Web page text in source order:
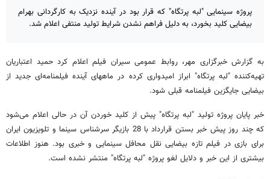
پروژه سینمایی "لبه پرتگاه" که قرار بود در آینده نزدیک به کارگردانی بهرام
بیضایی کلید بخورد، به دلیل فراهم نشدن شرایط تولید منتفی اعلام شد.
به گزارش خبرگزاری مهر، روابط عمومی سیران فیلم اعلام کرد حمید اعتباریان
تهیه‌کننده "لبه پرتگاه" ابراز امیدواری کرده در ماههای آینده فیلمنامه‌ای جدید از
بیضایی جایگزین فیلمنامه قبلی شود.
خبر پایان پروژه تولید "لبه پرتگاه" پیش از کلید خوردن آن در حالی اعلام می‌شود
که چند روز پیش خبر بستن قرارداد با 28 بازیگر سرشناس سینما و تلویزیون ایران
برای بازی در فیلم تازه بیضایی نقل محافل سینمایی و خبری بود. هنوز اطلاعات
بیشتری از این خبر و دلایل لغو پروژه "لبه پرتگاه" منتشر نشده است.